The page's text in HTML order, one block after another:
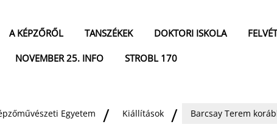
A KÉPZŐRŐL TANSZÉKEK DOKTORI ISKOLA
NOVEMBER 25. INFO STROBL 170
Egyetem Kiállítások Barcsay Terem